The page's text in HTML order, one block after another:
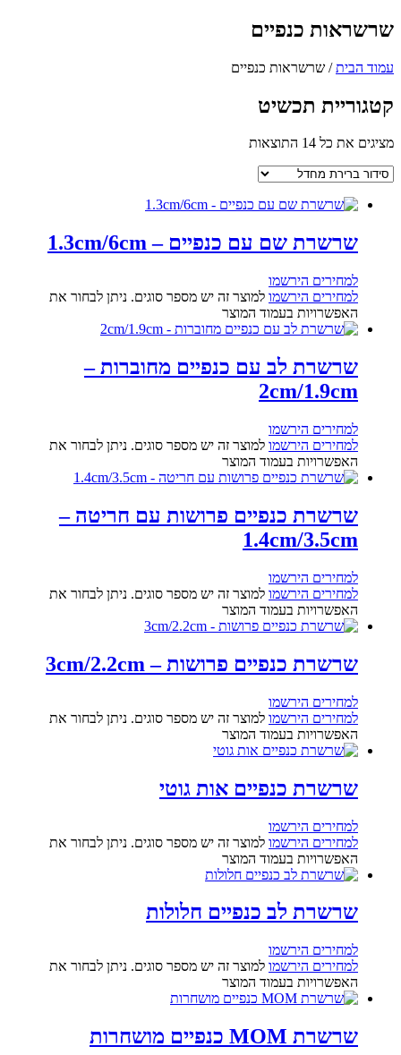
שרשראות כנפיים
עמוד הבית/ שרשראות כנפיים
קטגוריית תכשיט
מציגים את כל ⁦14⁩ התוצאות
שרשרת שם עם כנפיים – 1.3cm/6cm
למחירים הירשמו
למחירים הירשמו למוצר זה יש מספר סוגים. ניתן לבחור את
האפשרויות בעמוד המוצר
שרשרת לב עם כנפיים מחוברות –
2cm/1.9cm
למחירים הירשמו
למחירים הירשמו למוצר זה יש מספר סוגים. ניתן לבחור את
האפשרויות בעמוד המוצר
שרשרת כנפיים פרושות עם חריטה –
1.4cm/3.5cm
למחירים הירשמו
למחירים הירשמו למוצר זה יש מספר סוגים. ניתן לבחור את
האפשרויות בעמוד המוצר
שרשרת כנפיים פרושות – 3cm/2.2cm
למחירים הירשמו
למחירים הירשמו למוצר זה יש מספר סוגים. ניתן לבחור את
האפשרויות בעמוד המוצר
שרשרת כנפיים אות גוטי
למחירים הירשמו
למחירים הירשמו למוצר זה יש מספר סוגים. ניתן לבחור את
האפשרויות בעמוד המוצר
שרשרת לב כנפיים חלולות
למחירים הירשמו
למחירים הירשמו למוצר זה יש מספר סוגים. ניתן לבחור את
האפשרויות בעמוד המוצר
שרשרת MOM כנפיים מושחרות